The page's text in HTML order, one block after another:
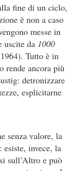
fine di un ciclo,
è non a caso
messe in
uscite da 1000
Tutto è in
rende ancora più
detronizzare
esplicitarne
senza valore, la
invece, la
sull’Altro e può